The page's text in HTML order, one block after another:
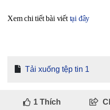
Xem chi tiết bài viết tại đây
Tải xuống tệp tin 1
1Thích